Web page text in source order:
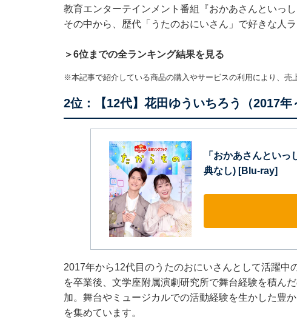
教育エンターテインメント番組『おかあさんといっ
その中から、歴代「うたのおにいさん」で好きな人
＞6位までの全ランキング結果を見る
※本記事で紹介している商品の購入やサービスの利用により、売
2位：【12代】花田ゆういちろう（2017年
「おかあさんとい
典なし) [Blu-ray]
2017年から12代目のうたのおにいさんとして活躍
を卒業後、文学座附属演劇研究所で舞台経験を積ん
加。舞台やミュージカルでの活動経験を生かした豊
を集めています。